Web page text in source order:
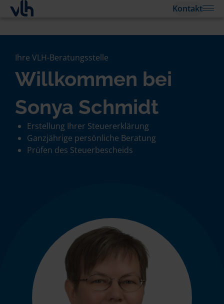
Kontakt
Ihre VLH-Beratungsstelle
Willkommen bei
Sonya Schmidt
Erstellung Ihrer Steuererklärung
Ganzjährige persönliche Beratung
Prüfen des Steuerbescheids